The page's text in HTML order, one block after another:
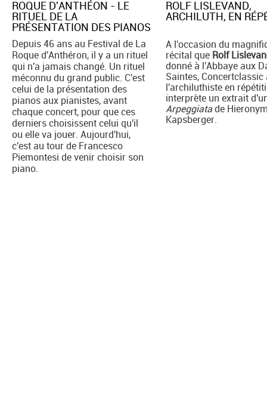
ROQUE D'ANTHÉON - LE
RITUEL DE LA
PRÉSENTATION DES PIANOS
Depuis 46 ans au Festival de La
Roque d'Anthéron, il y a un rituel
qui n'a jamais changé. Un rituel
méconnu du grand public. C'est
celui de la présentation des
pianos aux pianistes, avant
chaque concert, pour que ces
derniers choisissent celui qu'il
ou elle va jouer. Aujourd'hui,
c'est au tour de Francesco
Piemontesi de venir choisir son
piano.
ROLF LISLEVAND,
ARCHILUTH, EN
A l'occasion du
récital que Rolf
donné à l'Abbaye aux
Saintes,
l'archiluthiste en
interprète un extrait
Arpeggiatade
Kapsberger.